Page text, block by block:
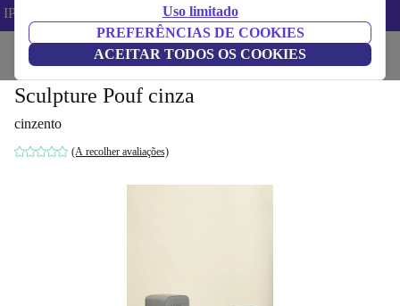
Uso limitado
PREFERÊNCIAS DE COOKIES
ACEITAR TODOS OS COOKIES
IPHONEDEAL –
Início Casa Móveis
Sculpture Pouf cinza
cinzento
(A recolher avaliações)